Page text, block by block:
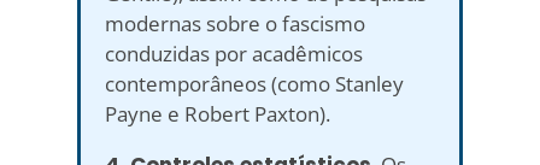
modernas sobre o fascismo
conduzidas por acadêmicos
contemporâneos (como Stanley
Payne e Robert Paxton).